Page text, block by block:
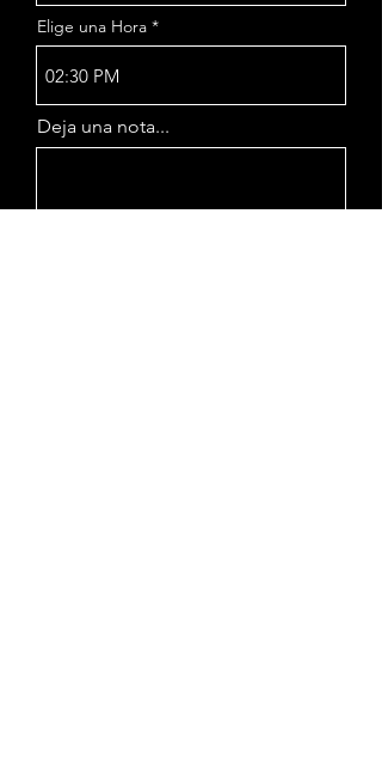
e
Elige una Hora
02:30 PM
Deja una nota...